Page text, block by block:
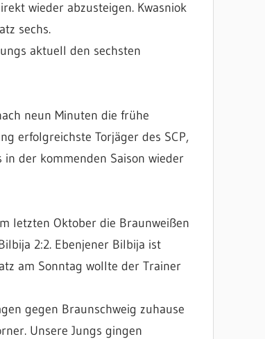
wieder abzusteigen. Kwasniok
sechs.
aktuell den sechsten
neun Minuten die frühe
erfolgreichste Torjäger des SCP,
der kommenden Saison wieder
letzten Oktober die Braunweißen
2:2. Ebenjener Bilbija ist
am Sonntag wollte der Trainer
gegen Braunschweig zuhause
Unsere Jungs gingen